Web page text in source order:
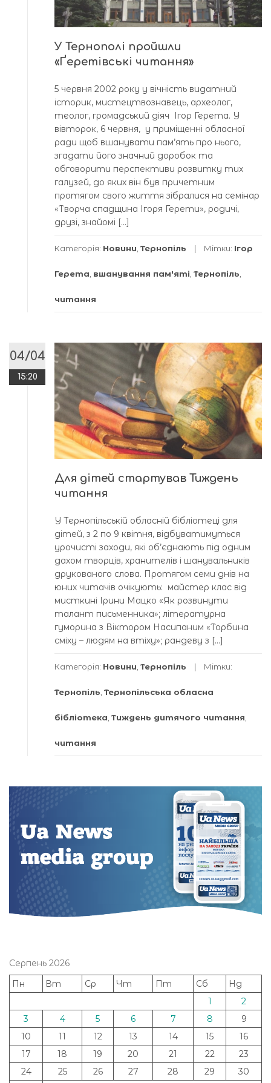
У Тернополі пройшли
«Ґеретівські читання»
5 червня 2002 року у вічність видатний
історик, мистецтвознавець, археолог,
теолог, громадський діяч Ігор Герета. У
вівторок, 6 червня, у приміщенні обласної
ради щоб вшанувати пам’ять про нього,
згадати його значний доробок та
обговорити перспективи розвитку тих
галузей, до яких він був причетним
протягом свого життя зібралися на семінар
«Творча спадщина Ігоря Герети», родичі,
друзі, знайомі […]
Категорія: Новини Тернопіль Мітки: Ігор
Герета вшанування пам'яті Тернопіль
читання
04/04
15:20
Для дітей стартував Тиждень
читання
У Тернопільській обласній бібліотеці для
дітей, з 2 по 9 квітня, відбуватимуться
урочисті заходи, які об’єднають під одним
дахом творців, хранителів і шанувальників
друкованого слова. Протягом семи днів на
юних читачів очікують: майстер клас від
мисткині Ірини Мацко «Як розвинути
талант письменника»; літературна
гуморина з Віктором Насипаним «Торбина
сміху – людям на втіху»; рандеву з […]
Категорія: Новини Тернопіль Мітки:
Тернопіль Тернопільська обласна
бібліотека Тиждень дитячого читання
читання
Серпень 2026
Пн
Вт Ср Чт Пт Сб
Нд
1
2
3
4 5 6 7 8
9
10
11 12 13 14 15
16
17
18 19 20 21 22
23
24
25 26 27 28 29
30